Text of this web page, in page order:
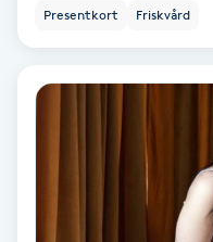
Fotmassage
Fotsvamp
Fotvård
Presentkort Friskvård